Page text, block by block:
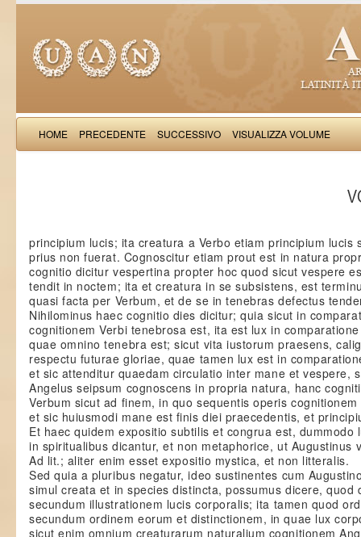
HOME PRECEDENTE SUCCESSIVO VISUALIZZA VOLUME
principium lucis; ita creatura a Verbo etiam principium lucis
prius non fuerat. Cognoscitur etiam prout est in natura
cognitio dicitur vespertina propter hoc quod sicut vespere
tendit in noctem; ita et creatura in se subsistens, est
quasi facta per Verbum, et de se in tenebras defectus
Nihilominus haec cognitio dies dicitur; quia sicut in
cognitionem Verbi tenebrosa est, ita est lux in
quae omnino tenebra est; sicut vita iustorum praesens,
respectu futurae gloriae, quae tamen lux est in
et sic attenditur quaedam circulatio inter mane et vespere,
Angelus seipsum cognoscens in propria natura, hanc
Verbum sicut ad finem, in quo sequentis operis
et sic huiusmodi mane est finis diei praecedentis, et
Et haec quidem expositio subtilis et congrua est, dummodo
in spiritualibus dicantur, et non metaphorice, ut Augustinus
Ad lit.; aliter enim esset expositio mystica, et non litteralis.
Sed quia a pluribus negatur, ideo sustinentes cum
simul creata et in species distincta, possumus dicere, quod
secundum illustrationem lucis corporalis; ita tamen quod
secundum ordinem eorum et distinctionem, in quae lux
sicut enim omnium creaturarum naturalium cognitionem